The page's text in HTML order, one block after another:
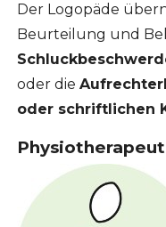
Der Logopäde
Beurteilung und
oder die
oder schriftlichen